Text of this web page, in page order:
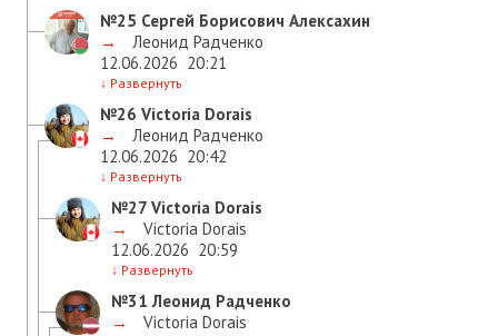
№25 Сергей Борисович Алексахин
→
Леонид Радченко
12.06.2026 20:21
↓ Развернуть
№26 Victoria Dorais
→
Леонид Радченко
12.06.2026 20:42
↓ Развернуть
№27 Victoria Dorais
→
Victoria Dorais
12.06.2026 20:59
↓ Развернуть
№31 Леонид Радченко
→
Victoria Dorais